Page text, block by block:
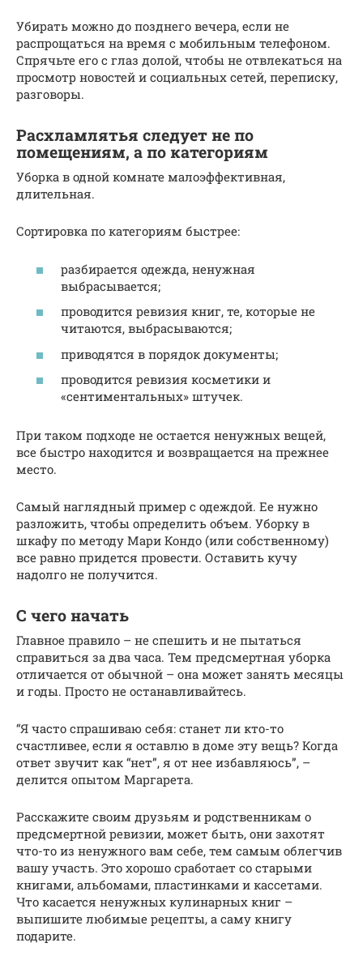
Убирать можно до позднего вечера, если не
распрощаться на время с мобильным телефоном.
Спрячьте его с глаз долой, чтобы не отвлекаться на
просмотр новостей и социальных сетей, переписку,
разговоры.
Расхламлятья следует не по
помещениям, а по категориям
Уборка в одной комнате малоэффективная,
длительная.
Сортировка по категориям быстрее:
разбирается одежда, ненужная
выбрасывается;
проводится ревизия книг, те, которые не
читаются, выбрасываются;
приводятся в порядок документы;
проводится ревизия косметики и
«сентиментальных» штучек.
При таком подходе не остается ненужных вещей,
все быстро находится и возвращается на прежнее
место.
Самый наглядный пример с одеждой. Ее нужно
разложить, чтобы определить объем. Уборку в
шкафу по методу Мари Кондо (или собственному)
все равно придется провести. Оставить кучу
надолго не получится.
С чего начать
Главное правило – не спешить и не пытаться
справиться за два часа. Тем предсмертная уборка
отличается от обычной – она может занять месяцы
и годы. Просто не останавливайтесь.
“Я часто спрашиваю себя: станет ли кто-то
счастливее, если я оставлю в доме эту вещь? Когда
ответ звучит как “нет”, я от нее избавляюсь”, –
делится опытом Маргарета.
Расскажите своим друзьям и родственникам о
предсмертной ревизии, может быть, они захотят
что-то из ненужного вам себе, тем самым облегчив
вашу участь. Это хорошо сработает со старыми
книгами, альбомами, пластинками и кассетами.
Что касается ненужных кулинарных книг –
выпишите любимые рецепты, а саму книгу
подарите.